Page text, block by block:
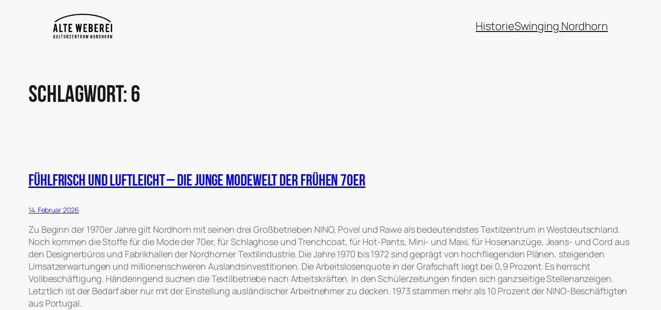
HistorieSwinging Nordhorn
Schlagwort: 6
Fühlfrisch und luftleicht – die junge Modewelt der frühen 70er
14. Februar 2026
Zu Beginn der 1970er Jahre gilt Nordhorn mit seinen drei Großbetrieben NINO, Povel und Rawe als bedeutendstes Textilzentrum in Westdeutschland.
Noch kommen die Stoffe für die Mode der 70er, für Schlaghose und Trenchcoat, für Hot-Pants, Mini- und Maxi, für Hosenanzüge, Jeans- und Cord aus
den Designerbüros und Fabrikhallen der Nordhorner Textilindustrie. Die Jahre 1970 bis 1972 sind geprägt von hochfliegenden Plänen, steigenden
Umsatzerwartungen und millionenschweren Auslandsinvestitionen. Die Arbeitslosenquote in der Grafschaft liegt bei 0,9 Prozent. Es herrscht
Vollbeschäftigung. Händeringend suchen die Textilbetriebe nach Arbeitskräften. In den Schülerzeitungen finden sich ganzseitige Stellenanzeigen.
Letztlich ist der Bedarf aber nur mit der Einstellung ausländischer Arbeitnehmer zu decken. 1973 stammen mehr als 10 Prozent der NINO-Beschäftigten
aus Portugal.